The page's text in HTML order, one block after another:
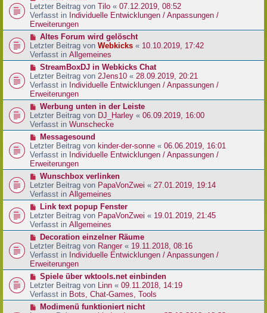
r
a
g
B
e
i
t
a
g
e
u
e
r
B
e
i
r
a
g
Letzter Beitrag von Tilo « 07.12.2019, 08:52
Verfasst in Individuelle Entwicklungen / Anpassungen /
Erweiterungen
N
e
u
e
r
B
e
i
r
a
g
Altes Forum wird gelöscht
Letzter Beitrag von Webkicks « 10.10.2019, 17:42
Verfasst in Allgemeines
N
e
u
e
r
B
e
i
r
a
g
StreamBoxDJ in Webkicks Chat
Letzter Beitrag von 2Jens10 « 28.09.2019, 20:21
Verfasst in Individuelle Entwicklungen / Anpassungen /
Erweiterungen
N
e
u
e
r
B
e
i
r
a
g
Werbung unten in der Leiste
Letzter Beitrag von DJ_Harley « 06.09.2019, 16:00
Verfasst in Wunschecke
N
e
u
e
r
B
e
i
r
a
g
Messagesound
Letzter Beitrag von kinder-der-sonne « 06.06.2019, 16:01
Verfasst in Individuelle Entwicklungen / Anpassungen /
Erweiterungen
N
e
u
e
r
B
e
t
r
a
g
Wunschbox verlinken
Letzter Beitrag von PapaVonZwei « 27.01.2019, 19:14
Verfasst in Allgemeines
N
e
u
e
r
B
e
i
r
a
g
Link text popup Fenster
Letzter Beitrag von PapaVonZwei « 19.01.2019, 21:45
Verfasst in Allgemeines
N
e
u
e
r
B
e
i
Decoration einzelner Räume
Letzter Beitrag von Ranger « 19.11.2018, 08:16
Verfasst in Individuelle Entwicklungen / Anpassungen /
Erweiterungen
N
e
u
e
Spiele über wktools.net einbinden
Letzter Beitrag von Linn « 09.11.2018, 14:19
Verfasst in Bots, Chat-Games, Tools
NModimenü funktioniert nicht